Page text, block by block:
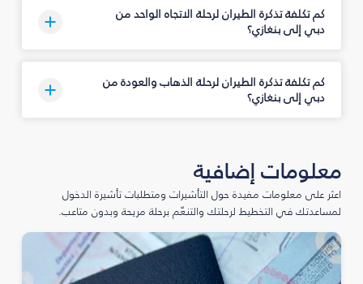
كم تكلفة تذكرة الطيران لرحلة الاتجاه الواحد من
دبي إلى بنغازي؟
كم تكلفة تذكرة الطيران لرحلة الذهاب والعودة من
دبي إلى بنغازي؟
معلومات إضافية
اعثر على معلومات مفيدة حول التأشيرات ومتطلبات تأشيرة الدخول
لمساعدتك في التخطيط لرحلتك والتنعّم برحلة مريحة وبدون متاعب.